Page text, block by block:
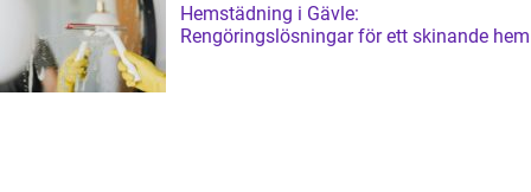
Hemstädning i Gävle:
Rengöringslösningar för ett skinande hem